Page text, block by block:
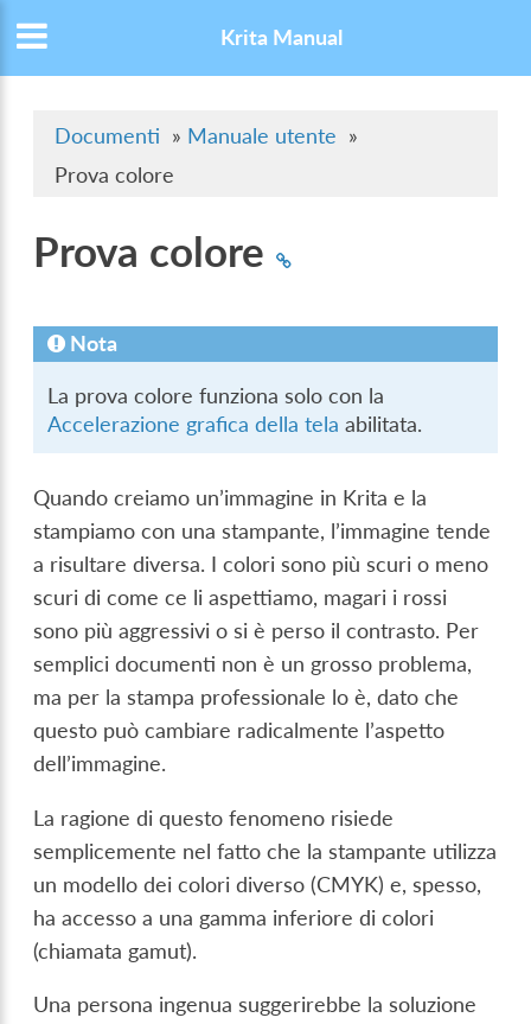
Krita Manual
Documenti » Manuale utente »
Prova colore
Prova colore
Nota
La prova colore funziona solo con la
Accelerazione grafica della tela abilitata.
Quando creiamo un’immagine in Krita e la
stampiamo con una stampante, l’immagine tende
a risultare diversa. I colori sono più scuri o meno
scuri di come ce li aspettiamo, magari i rossi
sono più aggressivi o si è perso il contrasto. Per
semplici documenti non è un grosso problema,
ma per la stampa professionale lo è, dato che
questo può cambiare radicalmente l’aspetto
dell’immagine.
La ragione di questo fenomeno risiede
semplicemente nel fatto che la stampante utilizza
un modello dei colori diverso (CMYK) e, spesso,
ha accesso a una gamma inferiore di colori
(chiamata gamut).
Una persona ingenua suggerirebbe la soluzione